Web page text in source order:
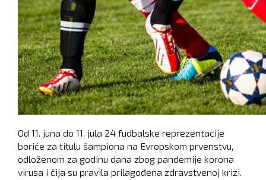
Od 11. juna do 11. jula 24 fudbalske reprezentacije
boriće za titulu šampiona na Evropskom prvenstvu,
odloženom za godinu dana zbog pandemije korona
virusa i čija su pravila prilagođena zdravstvenoj krizi.